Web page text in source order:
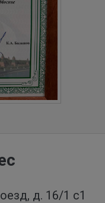
д. 16/1 с1